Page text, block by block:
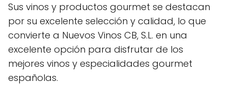
Sus vinos y productos gourmet se destacan
por su excelente selección y calidad, lo que
convierte a Nuevos Vinos CB, S.L. en una
excelente opción para disfrutar de los
mejores vinos y especialidades gourmet
españolas.